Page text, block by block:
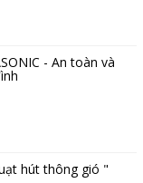
- An toàn và
hút thông gió "